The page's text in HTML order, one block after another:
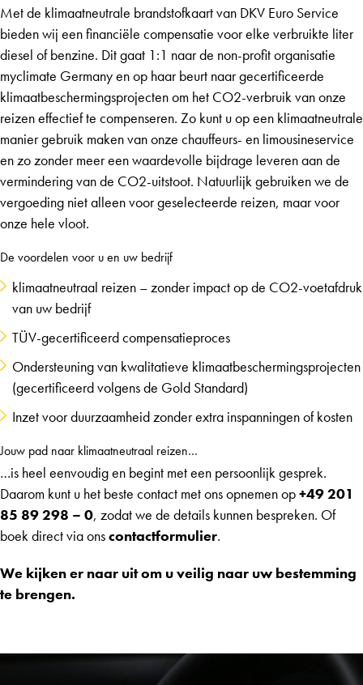
Met de klimaatneutrale brandstofkaart van DKV Euro Service
bieden wij een financiële compensatie voor elke verbruikte liter
diesel of benzine. Dit gaat 1:1 naar de non-profit organisatie
myclimate Germany en op haar beurt naar gecertificeerde
klimaatbeschermingsprojecten om het CO2-verbruik van onze
reizen effectief te compenseren. Zo kunt u op een klimaatneutrale
manier gebruik maken van onze chauffeurs- en limousineservice
en zo zonder meer een waardevolle bijdrage leveren aan de
vermindering van de CO2-uitstoot. Natuurlijk gebruiken we de
vergoeding niet alleen voor geselecteerde reizen, maar voor
onze hele vloot.
De voordelen voor u en uw bedrijf
klimaatneutraal reizen – zonder impact op de CO2-voetafdruk
van uw bedrijf
TÜV-gecertificeerd compensatieproces
Ondersteuning van kwalitatieve klimaatbeschermingsprojecten
(gecertificeerd volgens de Gold Standard)
Inzet voor duurzaamheid zonder extra inspanningen of kosten
Jouw pad naar klimaatneutraal reizen…
…is heel eenvoudig en begint met een persoonlijk gesprek.
Daarom kunt u het beste contact met ons opnemen op+49 201
85 89 298 – 0, zodat we de details kunnen bespreken. Of
boek direct via onscontactformulier.
We kijken er naar uit om u veilig naar uw bestemming
te brengen.